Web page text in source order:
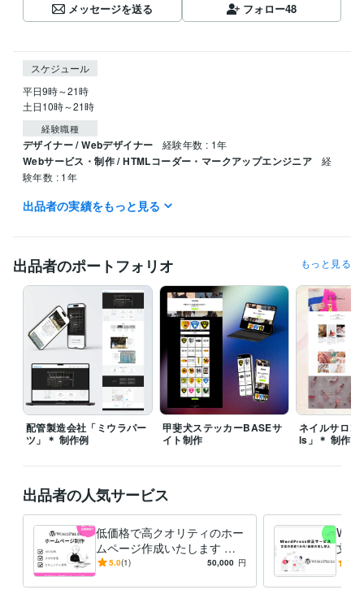
メッセージを送る フォロー48
スケジュール
平日9時～21時
土日10時～21時
経験職種
デザイナー / Webデザイナー 経験年数 : 1年
Webサービス・制作 / HTMLコーダー・マークアップエンジニア
経
験年数 : 1年
プログラミング言語・フレームワーク
Wix:2年WordPress:2年Excel:6年
Google スプレッドシート:3年
Google スライド:1年
Google ドキュメント:3年
PowerPoint:6年Word:6年ChatGPT:1年
Canva:2年Figma:2年
得意分野
Web制作・HP作成・EC構築 ホームページ制作
語学力
英語 日常会話レベル
出品者の実績をもっと見る
出品者のポートフォリオ もっと見る
配管製造会社「ミウラパー
ツ」＊ 制作例
甲斐犬ステッカーBASEサ
イト制作
ネイルサロ
ls」＊ 制作例
出品者の人気サービス
低価格で高クオリティのホー
ムページ作成いたします ワ
ードプレスで格安ホームペー
5.0(1) 50,000 円
文章
し替